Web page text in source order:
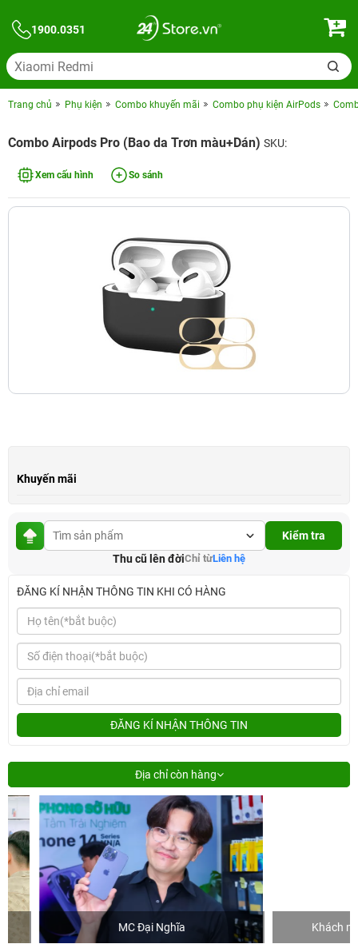
1900.0351
Trang chủ Phụ kiện Combo khuyến mãi Combo phụ kiện AirPods
Combo Airpods Pro (Bao da Trơn màu+Dán) SKU:
Xem cấu hình So sánh
Khuyến mãi
Kiểm tra
Thu cũ lên đờiChỉ từLiên hệ
ĐĂNG KÍ NHẬN THÔNG TIN KHI CÓ HÀNG
ĐĂNG KÍ NHẬN THÔNG TIN
Địa chỉ còn hàng
MC Đại Nghĩa Khách mua